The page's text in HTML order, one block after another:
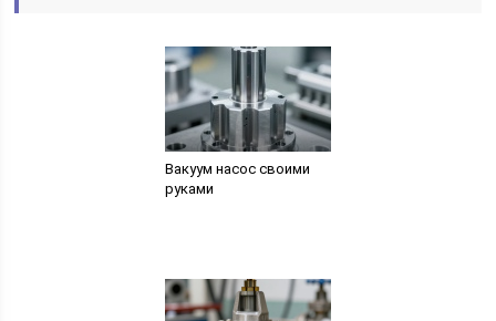
Вакуум насос своими
руками